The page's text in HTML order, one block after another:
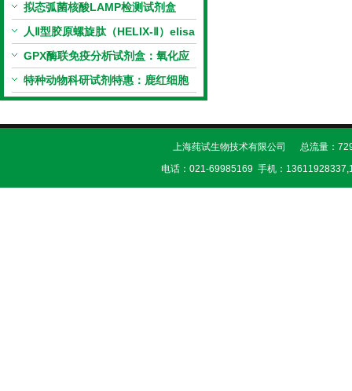
拟态弧菌核酸LAMP检测试剂盒
（恒温荧光法）新品上市优惠活动
人Ⅱ型胶原螺旋肽（HELIX-Ⅱ）elisa
试剂盒科研优惠活动开启
GPX酶联免疫分析试剂盒：氧化应
激研究精准检测工具
特种动物科研试剂特惠：鹿红细胞
膜蛋白(EMP)ELISA试剂盒让利活
动开启
上海莼试生物技术有限公司 总流量：
电话：021-69985169 手机：